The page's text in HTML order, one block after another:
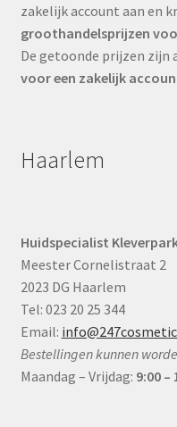
zakelijk account aan en
groothandelsprijzen
De getoonde prijzen zijn
voor een zakelijk
Haarlem
Huidspecialist
Meester Cornelistraat 2
2023 DG Haarlem
Tel: 023 20 25 344
Email:
Bestellingen kunnen
Maandag – Vrijdag: 9:00 –